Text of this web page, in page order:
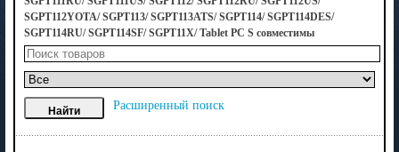
SGPT112YOTA/ SGPT113/ SGPT113ATS/ SGPT114/ SGPT114DES/
SGPT114RU/ SGPT114SF/ SGPT11X/ Tablet PC S совместимы
Расширенный поиск